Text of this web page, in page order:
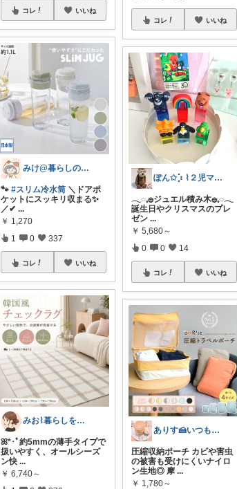
コレ いいね
みけ@暮らしのアイテム🫖☕️⁎.
🐾#スリム冷水筒 ＼ドアポ
ケットにスッキリ収まる✨
／ ​✔ ...
￥ 1,270
1 0 337
コレ いいね
みお⌇暮らしをちょっと心地よく
ꕤ︎︎*･ﾟ約5mmの薄手タイプで
扱いやすく、オールシーズ
ン快 ...
￥ 6,740～
コレ いいね
ぽん✩⡱ ⌇２児ママのご機嫌な暮らし
𓂃◌𓈒𓐍ジュエル積み木𓐍𓈒◌𓂃
誕生日やクリスマスのプレ
ゼン ...
￥ 5,680～
0 0 14
コレ いいね
ありす🍰いつもありがとうございます
圧縮収納ポーチ カビや害虫
の被害も受けにくいナイロ
ン生地◎ 摩 ...
￥ 1,780～